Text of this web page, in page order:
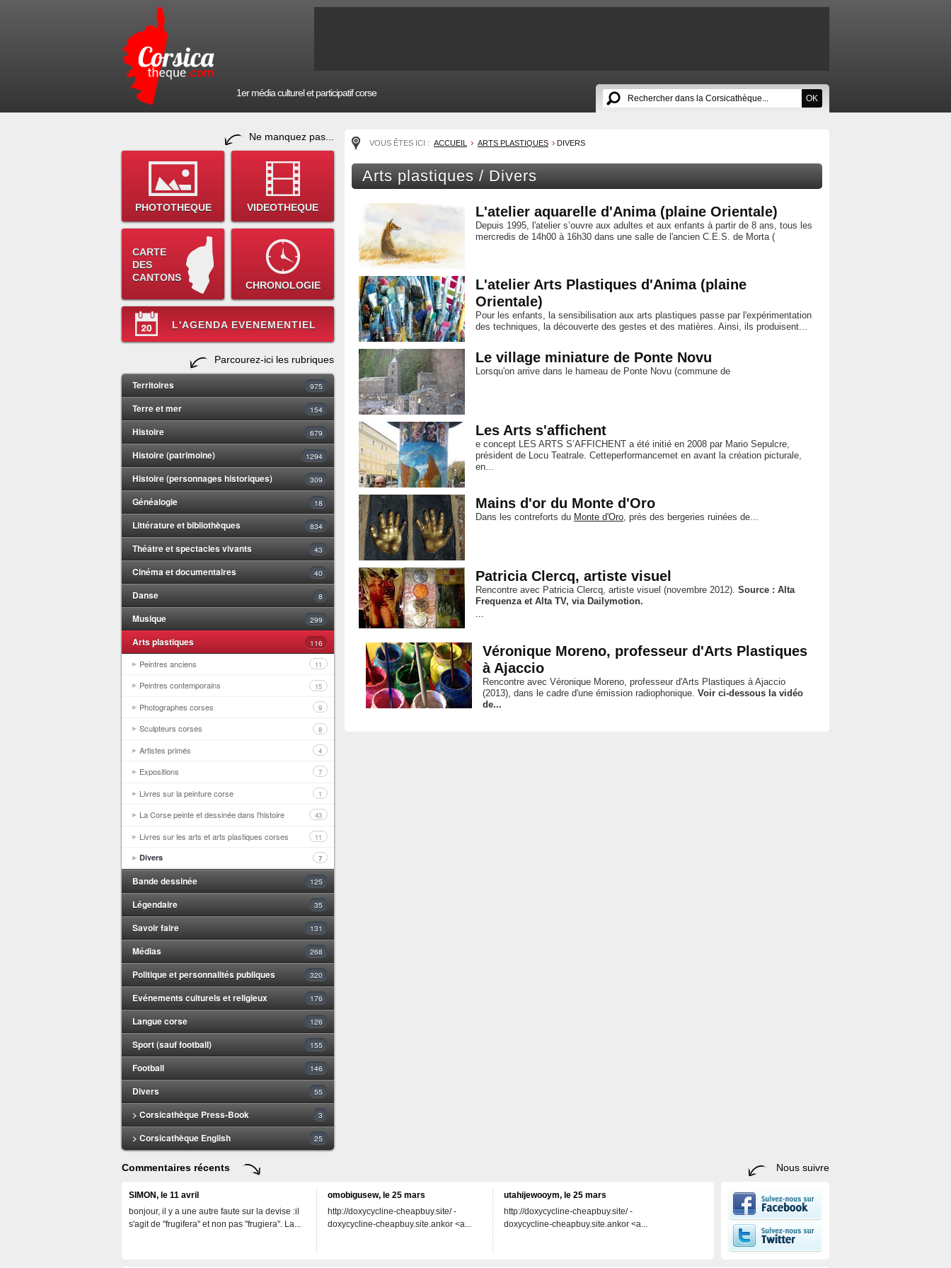
1er média culturel et participatif corse
Ne manquez pas...
PHOTOTHEQUE VIDEOTHEQUE
CARTE
DES
CANTONS
CHRONOLOGIE
L'AGENDA EVENEMENTIEL
Parcourez-ici les rubriques
Territoires 975
Terre et mer 154
Histoire 679
Histoire (patrimoine) 1294
Histoire (personnages historiques) 309
Généalogie 18
Littérature et bibliothèques 834
Théâtre et spectacles vivants 43
Cinéma et documentaires 40
Danse 8
Musique 299
Arts plastiques 116
Peintres anciens 11
Peintres contemporains 15
Photographes corses 9
Sculpteurs corses 8
Artistes primés 4
Expositions 7
Livres sur la peinture corse 1
La Corse peinte et dessinée dans l'histoire 43
Livres sur les arts et arts plastiques corses 11
Divers 7
Bande dessinée 125
Légendaire 35
Savoir faire 131
Médias 268
Politique et personnalités publiques 320
Evénements culturels et religieux 176
Langue corse 126
Sport (sauf football) 155
Football 146
Divers 55
> Corsicathèque Press-Book 3
> Corsicathèque English 25
VOUS ÊTES ICI : ACCUEIL ARTS PLASTIQUES DIVERS
Arts plastiques / Divers
L'atelier aquarelle d'Anima (plaine Orientale)
Depuis 1995, l'atelier s’ouvre aux adultes et aux enfants à partir de 8 ans, tous les
mercredis de 14h00 à 16h30 dans une salle de l'ancien C.E.S. de Morta (
L'atelier Arts Plastiques d'Anima (plaine
Orientale)
Pour les enfants, la sensibilisation aux arts plastiques passe par l'expérimentation
des techniques, la découverte des gestes et des matières. Ainsi, ils produisent...
Le village miniature de Ponte Novu
Lorsqu'on arrive dans le hameau de Ponte Novu (commune de
Les Arts s'affichent
e concept LES ARTS S’AFFICHENT a été initié en 2008 par Mario Sepulcre,
président de Locu Teatrale. Cetteperformancemet en avant la création picturale,
en...
Mains d'or du Monte d'Oro
Dans les contreforts du Monte d'Oro, près des bergeries ruinées de...
Patricia Clercq, artiste visuel
Rencontre avec Patricia Clercq, artiste visuel (novembre 2012). Source : Alta
Frequenza et Alta TV, via Dailymotion.
...
Véronique Moreno, professeur d'Arts Plastiques
à Ajaccio
Rencontre avec Véronique Moreno, professeur d'Arts Plastiques à Ajaccio
(2013), dans le cadre d'une émission radiophonique. Voir ci-dessous la vidéo
de...
Commentaires récents
SIMON, le 11 avril
bonjour, il y a une autre faute sur la devise :il
s'agit de "frugifera" et non pas "frugiera". La...
omobigusew, le 25 mars
http://doxycycline-cheapbuy.site/ -
doxycycline-cheapbuy.site.ankor <a...
utahijewooym, le 25 mars
http://doxycycline-cheapbuy.site/ -
doxycycline-cheapbuy.site.ankor <a...
Nous suivre